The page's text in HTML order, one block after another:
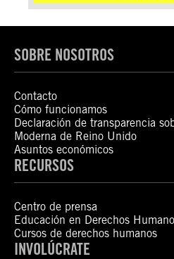
SOBRE NOSOTROS
Contacto
Cómo funcionamos
Declaración de transparencia
Moderna de Reino Unido
Asuntos económicos
RECURSOS
Centro de prensa
Educación en Derechos
Cursos de derechos humanos
INVOLÚCRATE